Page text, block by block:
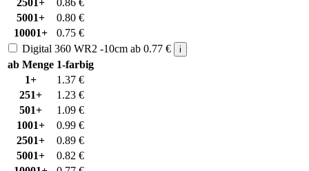
5001+
0.80 €
10001+
0.75 €
Digital 360 WR2 -10cm ab 0.77 € i
ab Menge 1-farbig
1+
1.37 €
251+
1.23 €
501+
1.09 €
1001+
0.99 €
2501+
0.89 €
5001+
0.82 €